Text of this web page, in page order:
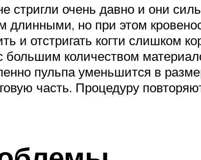
стригли очень давно и они
длинными, но при этом
и отстригать когти слишком
большим количеством
пульпа уменьшится в
часть. Процедуру